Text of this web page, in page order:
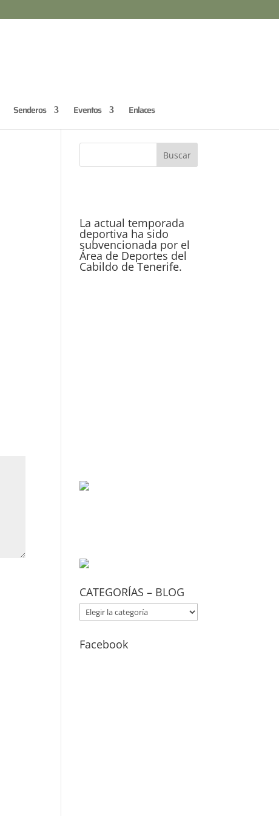
Senderos Eventos Enlaces
La actual temporada
deportiva ha sido
subvencionada por el
Área de Deportes del
Cabildo de Tenerife.
CATEGORÍAS – BLOG
CATEGORÍAS
–
BLOG
Facebook